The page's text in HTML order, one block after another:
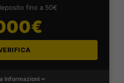
fino a 50€
Informazioni